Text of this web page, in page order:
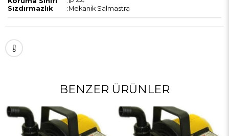
Sızdırmazlık
:Mekanik Salmastra
BENZER ÜRÜNLER